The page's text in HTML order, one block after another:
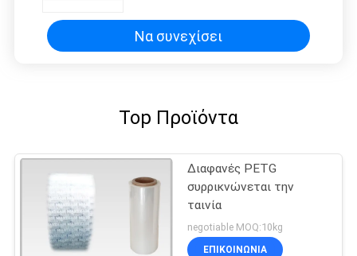
Να συνεχίσει
Top Προϊόντα
Διαφανές PETG
συρρικνώνεται την
ταινία
negotiable MOQ:10kg
ΕΠΙΚΟΙΝΩΝΙΑ